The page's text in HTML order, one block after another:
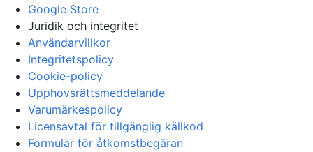
Google Store
Juridik och integritet
Användarvillkor
Integritetspolicy
Cookie-policy
Upphovsrättsmeddelande
Varumärkespolicy
Licensavtal för tillgänglig källkod
Formulär för åtkomstbegäran